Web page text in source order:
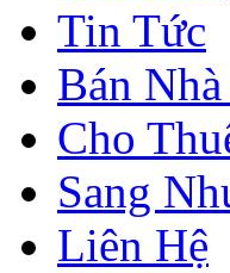
Tin Tức
Bán
Cho
Sang
Liên Hệ